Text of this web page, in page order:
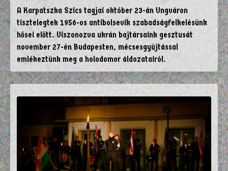
A Karpatszka Szics tagjai október 23-án Ungváron
tisztelegtek 1956-os antibolsevik szabadságfelkelésünk
hősei előtt. Viszonozva ukrán bajtársaink gesztusát
november 27-én Budapesten, mécsesgyújtással
emlékeztünk meg a holodomor áldozatairól.